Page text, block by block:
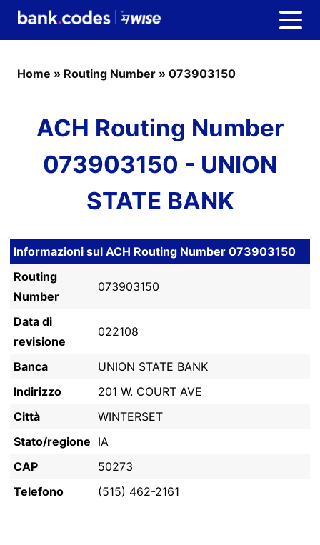
Home » Routing Number » 073903150
ACH Routing Number
073903150 - UNION
STATE BANK
Informazioni sul ACH Routing Number 073903150
Routing
Number
073903150
Data di
revisione
022108
Banca
UNION STATE BANK
Indirizzo
201 W. COURT AVE
Città
WINTERSET
Stato/regione IA
CAP
50273
Telefono
(515) 462-2161